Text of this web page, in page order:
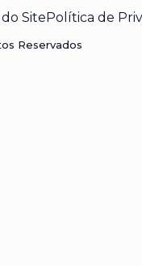
SitePolítica de
Reservados